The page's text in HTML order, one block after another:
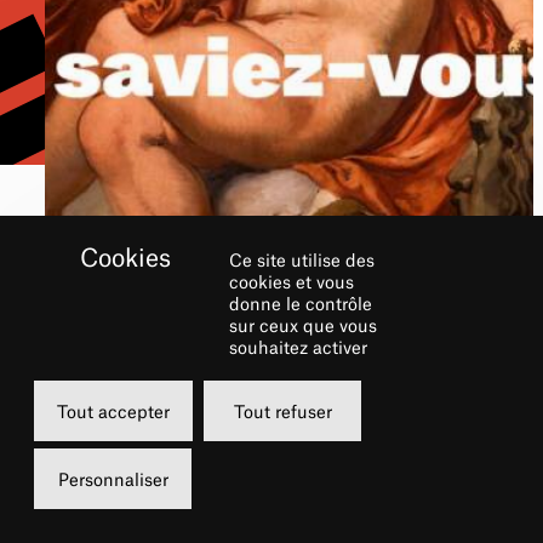
AVRIL AU CHÂTELET
Ce site utilise des
cookies et vous
donne le contrôle
sur ceux que vous
souhaitez activer
Tout accepter Tout refuser
Personnaliser